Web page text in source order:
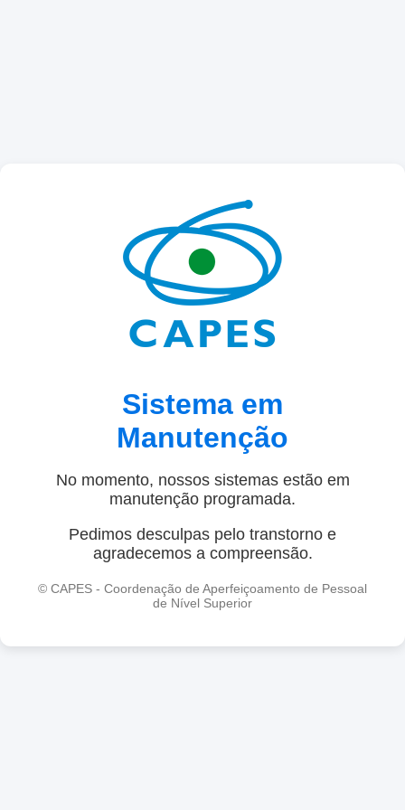
Sistema em
Manutenção
No momento, nossos sistemas estão em
manutenção programada.
Pedimos desculpas pelo transtorno e
agradecemos a compreensão.
© CAPES - Coordenação de Aperfeiçoamento de Pessoal
de Nível Superior